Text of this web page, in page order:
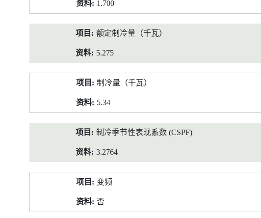
1.700
额定制冷量（千瓦）
5.275
制冷量（千瓦）
5.34
制冷季节性表现系数 (CSPF)
3.2764
变频
否